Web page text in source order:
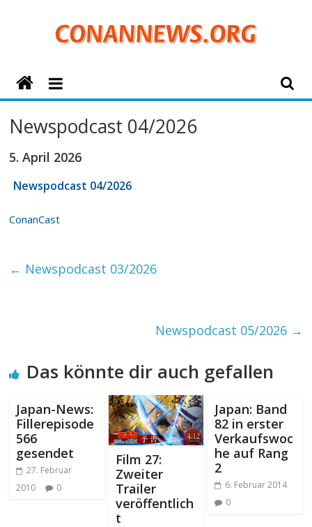
ConanNews.org
Conan
Newspodcast 04/2026
5. April 2026
Newspodcast 04/2026
ConanCast
← Newspodcast 03/2026
Newspodcast 05/2026 →
Das könnte dir auch gefallen
Japan-News:
Fillerepisode
566
gesendet
27. Februar
2010
0
Film 27:
Zweiter
Trailer
veröffentlich
t
Japan: Band
82 in erster
Verkaufswoc
he auf Rang
2
6. Februar 2014
0